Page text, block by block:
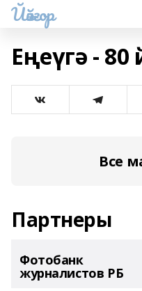
Йәйғор
Еңеүгә -
Все
Партнеры
Фотобанк
журналистов РБ